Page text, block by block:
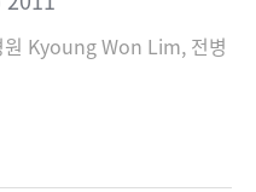
Kyoung Won Lim, 전병